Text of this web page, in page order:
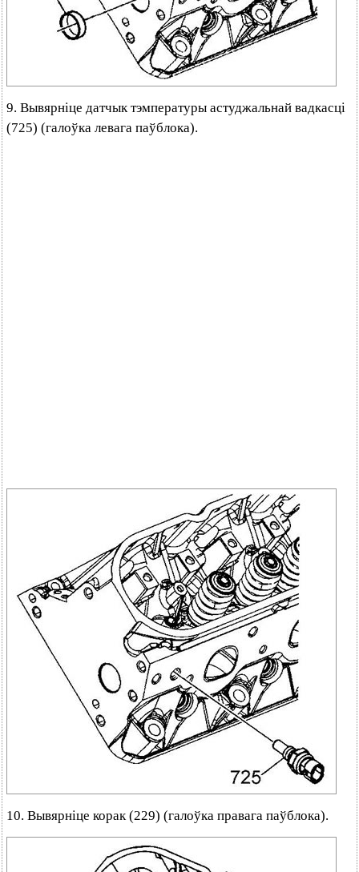
9. Вывярніце датчык тэмпературы астуджальнай вадкасці
(725) (галоўка левага паўблока).
10. Вывярніце корак (229) (галоўка правага паўблока).